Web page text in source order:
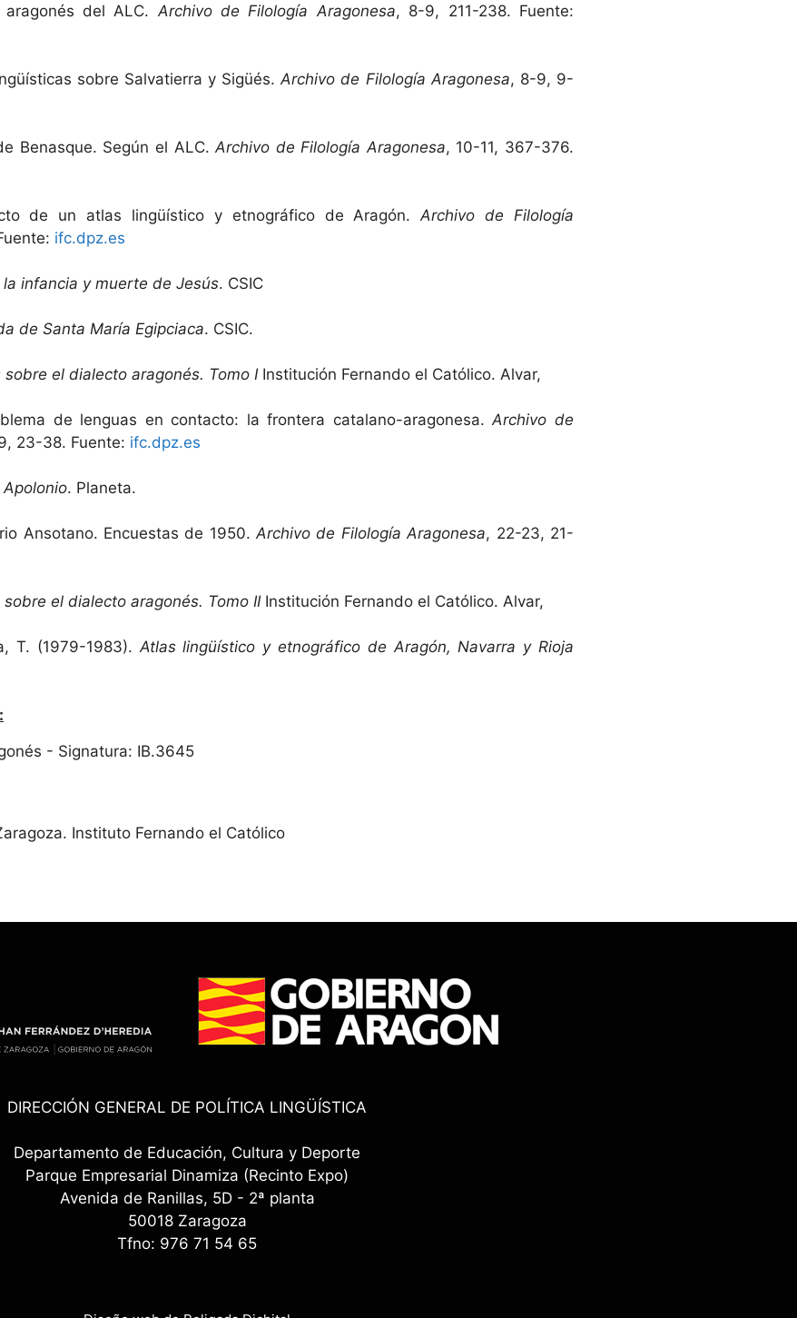
del ALC. Archivo de Filología Aragonesa, 8-9, 211-238. Fuente:
sobre Salvatierra y Sigüés.Archivo de Filología Aragonesa, 8-9, 9-
Benasque. Según el ALC.Archivo de Filología Aragonesa, 10-11, 367-376.
de un atlas lingüístico y etnográfico de Aragón.Archivo de Filología
ifc.dpz.es
infancia y muerte de Jesús. CSIC
de Santa María Egipciaca. CSIC.
sobre el dialecto aragonés. Tomo IInstitución Fernando el Católico. Alvar,
de lenguas en contacto: la frontera catalano-aragonesa.Archivo de
23-38. Fuente: ifc.dpz.es
. Planeta.
Ansotano. Encuestas de 1950.Archivo de Filología Aragonesa, 22-23, 21-
sobre el dialecto aragonés. Tomo IIInstitución Fernando el Católico. Alvar,
T. (1979-1983). Atlas lingüístico y etnográfico de Aragón, Navarra y Rioja
- Signatura: IB.3645
Instituto Fernando el Católico
DIRECCIÓN GENERAL DE POLÍTICA LINGÜÍSTICA
Departamento de Educación, Cultura y Deporte
Parque Empresarial Dinamiza (Recinto Expo)
Avenida de Ranillas, 5D - 2ª planta
50018 Zaragoza
Tfno: 976 71 54 65